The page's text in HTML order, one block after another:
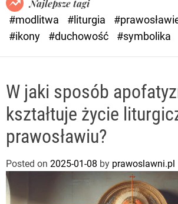
e
Najlepsze tagi
#modlitwa
#liturgia
#ikony
#duchowość #symbolika
W jaki sposób
kształtuje życie
prawosławiu?
Posted on 2025-01-08 by prawoslawni.pl